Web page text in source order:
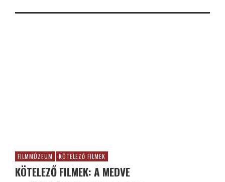
FILMMÚZEUM KÖTELEZŐ FILMEK
KÖTELEZŐ FILMEK: A MEDVE